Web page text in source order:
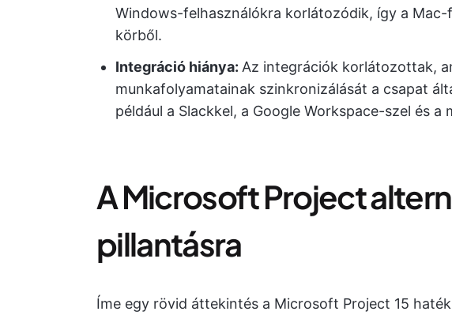
Windows-felhasználókra korlátozódik, így a Mac-
körből.
Integráció hiánya: Az integrációk korlátozottak,
munkafolyamatainak szinkronizálását a csapat
például a Slackkel, a Google Workspace-szel és a
A Microsoft Project
pillantásra
Íme egy rövid áttekintés a Microsoft Project 15